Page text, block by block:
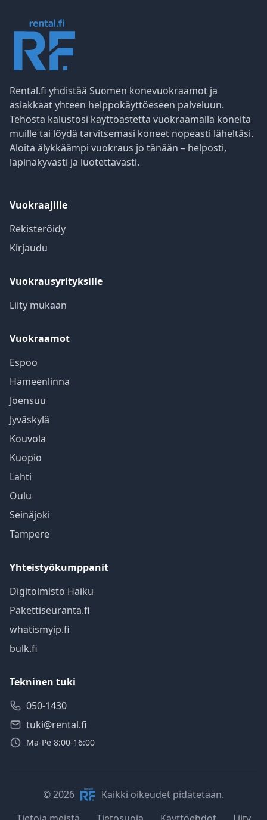
Rental.fi yhdistää Suomen konevuokraamot ja
asiakkaat yhteen helppokäyttöeseen palveluun.
Tehosta kalustosi käyttöastetta vuokraamalla koneita
muille tai löydä tarvitsemasi koneet nopeasti läheltäsi.
Aloita älykkäämpi vuokraus jo tänään – helposti,
läpinäkyvästi ja luotettavasti.
Vuokraajille
Rekisteröidy
Kirjaudu
Vuokrausyrityksille
Liity mukaan
Vuokraamot
Espoo
Hämeenlinna
Joensuu
Jyväskylä
Kouvola
Kuopio
Lahti
Oulu
Seinäjoki
Tampere
Yhteistyökumppanit
Digitoimisto Haiku
Pakettiseuranta.fi
whatismyip.fi
bulk.fi
Tekninen tuki
050-1430
tuki@rental.fi
Ma-Pe 8:00-16:00
© 2026
Kaikki oikeudet pidätetään.